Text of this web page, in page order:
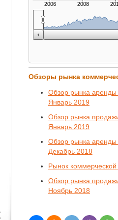
2006 2008
Обзоры рынка
Обзор рынка аренды
Январь 2019
Обзор рынка
Январь 2019
Обзор рынка аренды
Декабрь 2018
Рынок
Обзор рынка
Ноябрь 2018